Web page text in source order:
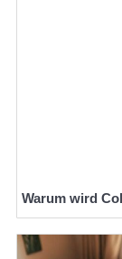
Warum wird